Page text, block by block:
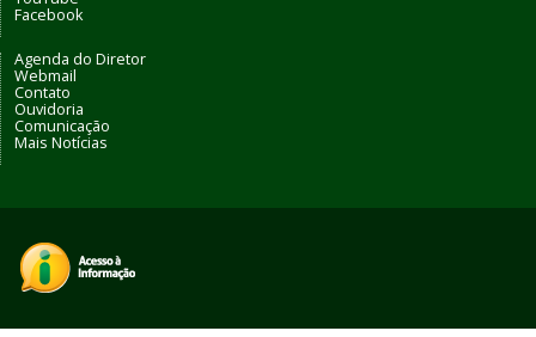
Facebook
Agenda do Diretor
Webmail
Contato
Ouvidoria
Comunicação
Mais Notícias